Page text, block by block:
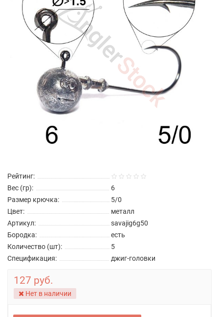
Рейтинг:
Вес (гр):
6
Размер крючка:
5/0
Цвет:
металл
Артикул:
savajig6g50
Бородка:
есть
Количество (шт):
5
Спецификация:
джиг-головки
127 руб.
Нет в наличии